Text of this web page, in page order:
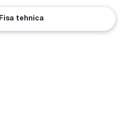
Fisa tehnica